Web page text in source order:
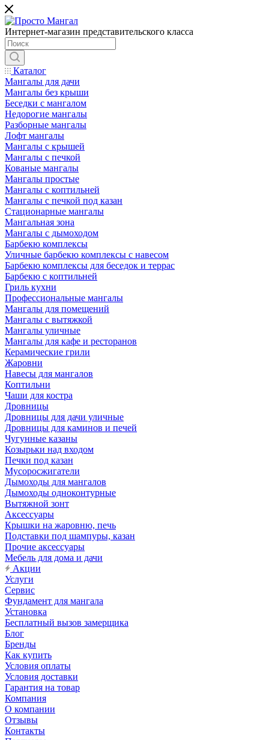
Интернет-магазин представительского класса
Каталог
Мангалы для дачи
Мангалы без крыши
Беседки с мангалом
Недорогие мангалы
Разборные мангалы
Лофт мангалы
Мангалы с крышей
Мангалы с печкой
Кованые мангалы
Мангалы простые
Мангалы с коптильней
Мангалы с печкой под казан
Стационарные мангалы
Мангальная зона
Мангалы с дымоходом
Барбекю комплексы
Уличные барбекю комплексы с навесом
Барбекю комплексы для беседок и террас
Барбекю с коптильней
Гриль кухни
Профессиональные мангалы
Мангалы для помещений
Мангалы с вытяжкой
Мангалы уличные
Мангалы для кафе и ресторанов
Керамические грили
Жаровни
Навесы для мангалов
Коптильни
Чаши для костра
Дровницы
Дровницы для дачи уличные
Дровницы для каминов и печей
Чугунные казаны
Козырьки над входом
Печки под казан
Мусоросжигатели
Дымоходы для мангалов
Дымоходы одноконтурные
Вытяжной зонт
Аксессуары
Крышки на жаровню, печь
Подставки под шампуры, казан
Прочие аксессуары
Мебель для дома и дачи
Акции
Услуги
Сервис
Фундамент для мангала
Установка
Бесплатный вызов замерщика
Блог
Бренды
Как купить
Условия оплаты
Условия доставки
Гарантия на товар
Компания
О компании
Отзывы
Контакты